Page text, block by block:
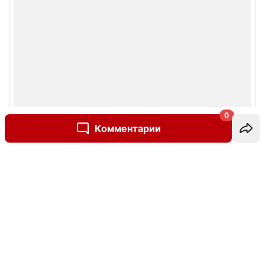
Комментарии
0